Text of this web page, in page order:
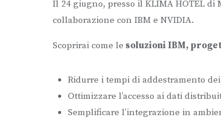
Il 24 giugno, presso il KLIMA HOTEL di
collaborazione con IBM e NVIDIA.
Scoprirai come le soluzioni IBM,
Ridurre i tempi di addestramento
Ottimizzare l’accesso ai dati
Semplificare l’integrazione in